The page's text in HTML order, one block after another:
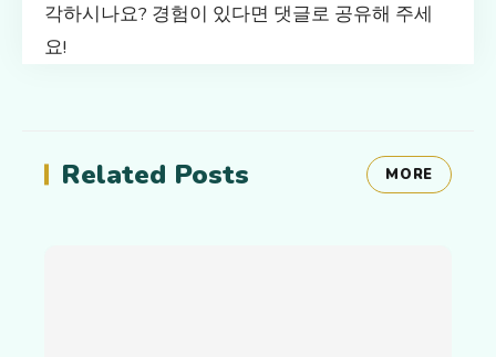
각하시나요? 경험이 있다면 댓글로 공유해 주세
요!
Related Posts MORE